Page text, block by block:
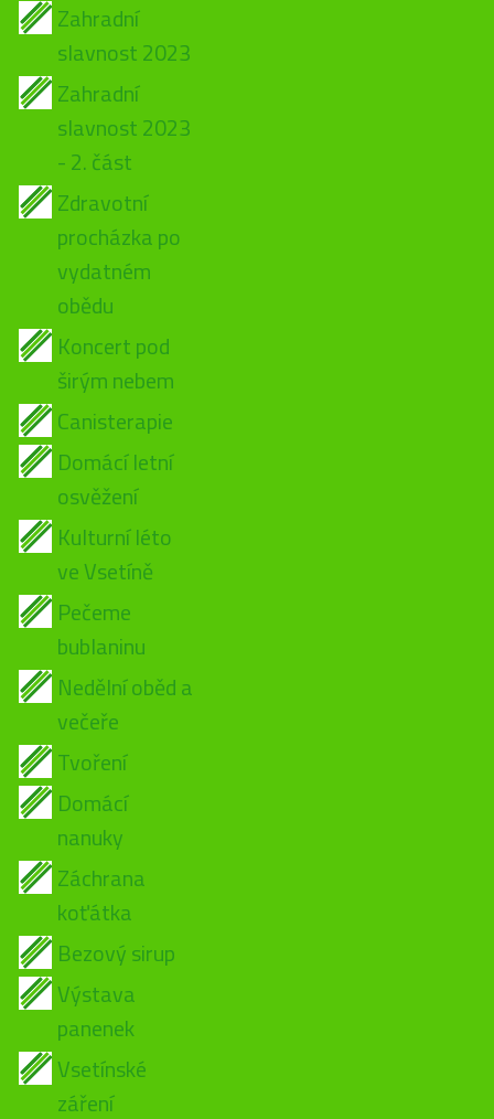
Zahradní
slavnost 2023
Zahradní
slavnost 2023
- 2. část
Zdravotní
procházka po
vydatném
obědu
Koncert pod
širým nebem
Canisterapie
Domácí letní
osvěžení
Kulturní léto
ve Vsetíně
Pečeme
bublaninu
Nedělní oběd a
večeře
Tvoření
Domácí
nanuky
Záchrana
koťátka
Bezový sirup
Výstava
panenek
Vsetínské
záření